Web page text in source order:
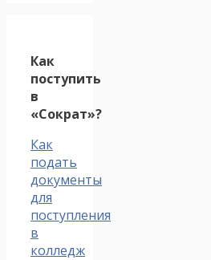
Как
поступить
в
«Сократ»?
Как
подать
документы
для
поступления
в
колледж